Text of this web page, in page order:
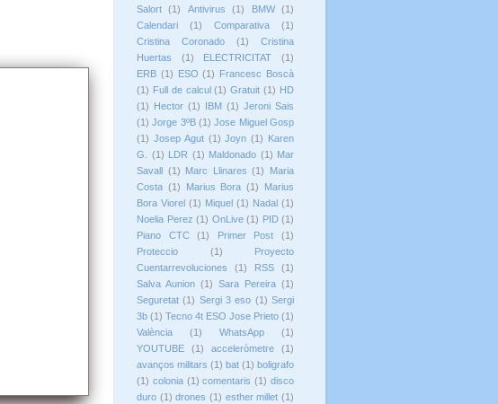
Salort
(1) Antivirus (1) BMW
(1)
Calendari
(1) Comparativa
(1)
Cristina Coronado
(1)
Cristina
Huertas
(1) ELECTRICITAT
(1)
ERB (1) ESO (1)
Francesc Boscà
(1) Full de calcul (1) Gratuit (1) HD
(1)
Hector (1) IBM (1) Jeroni Sais
(1) Jorge 3ºB (1) Jose Miguel Gosp
(1) Josep Agut (1) Joyn (1)
Karen
G.
(1) LDR (1) Maldonado (1) Mar
Savall
(1) Marc Llinares (1)
Maria
Costa (1) Marius Bora (1)
Marius
Bora Viorel (1) Miquel (1) Nadal (1)
Noelia Perez (1) OnLive (1) PID (1)
Piano CTC
(1) Primer Post
(1)
Proteccio
(1)
Proyecto
Cuentarrevoluciones
(1) RSS
(1)
Salva Aunion (1) Sara Pereira (1)
Seguretat (1) Sergi 3 eso (1) Sergi
3b (1) Tecno 4t ESO Jose Prieto (1)
València
(1) WhatsApp
(1)
YOUTUBE
(1) acceleròmetre
(1)
avanços militars (1) bat (1) boligrafo
(1) colonia (1) comentaris (1) disco
duro (1) drones (1) esther millet (1)